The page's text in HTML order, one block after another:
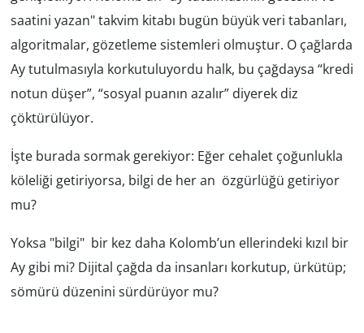
saatini yazan" takvim kitabı bugün büyük veri tabanları,
algoritmalar, gözetleme sistemleri olmuştur. O çağlarda
Ay tutulmasıyla korkutuluyordu halk, bu çağdaysa “kredi
notun düşer”, “sosyal puanın azalır” diyerek diz
çöktürülüyor.
İşte burada sormak gerekiyor: Eğer cehalet çoğunlukla
köleliği getiriyorsa, bilgi de her an özgürlüğü getiriyor
mu?
Yoksa "bilgi" bir kez daha Kolomb’un ellerindeki kızıl bir
Ay gibi mi? Dijital çağda da insanları korkutup, ürkütüp;
sömürü düzenini sürdürüyor mu?